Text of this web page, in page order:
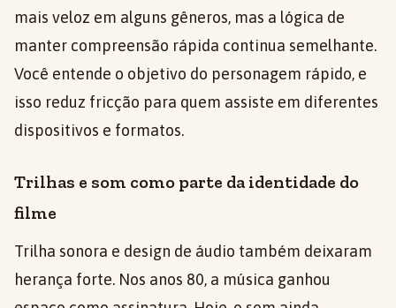
mais veloz em alguns gêneros, mas a lógica de
manter compreensão rápida continua semelhante.
Você entende o objetivo do personagem rápido, e
isso reduz fricção para quem assiste em diferentes
dispositivos e formatos.
Trilhas e som como parte da identidade do
filme
Trilha sonora e design de áudio também deixaram
herança forte. Nos anos 80, a música ganhou